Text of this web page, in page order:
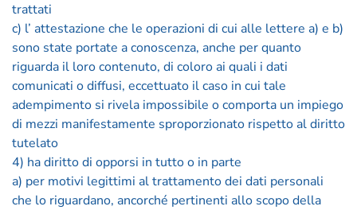
trattati
c) l’ attestazione che le operazioni di cui alle lettere a) e b)
sono state portate a conoscenza, anche per quanto
riguarda il loro contenuto, di coloro ai quali i dati
comunicati o diffusi, eccettuato il caso in cui tale
adempimento si rivela impossibile o comporta un impiego
di mezzi manifestamente sproporzionato rispetto al diritto
tutelato
4) ha diritto di opporsi in tutto o in parte
a) per motivi legittimi al trattamento dei dati personali
che lo riguardano, ancorché pertinenti allo scopo della